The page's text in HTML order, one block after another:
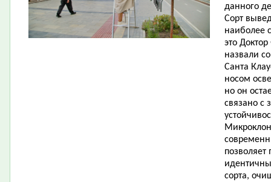
данного
Сорт
наиболее
это
назвали
Санта
носом
но он
связано с
сорта,